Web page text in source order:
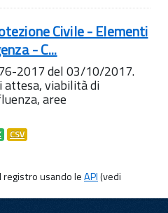
Civile - Elementi
- C...
2017 del 03/10/2017.
attesa, viabilità di
aree
CSV
registro usando leAPI(vedi